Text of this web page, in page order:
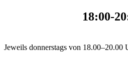
18:00-
Jeweils donnerstags von 18.00–20.00